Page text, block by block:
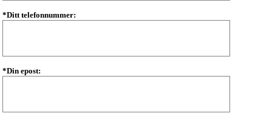
*Ditt telefonnummer:
*Din epost: